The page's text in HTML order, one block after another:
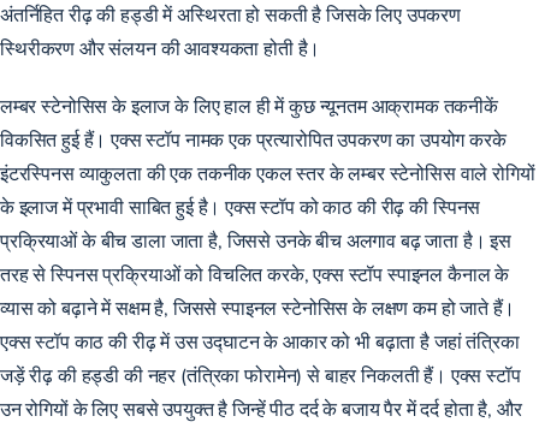
अंतर्निहित रीढ़ की हड्डी में अस्थिरता हो सकती है जिसके लिए उपकरण
स्थिरीकरण और संलयन की आवश्यकता होती है।
लम्बर स्टेनोसिस के इलाज के लिए हाल ही में कुछ न्यूनतम आक्रामक तकनीकें
विकसित हुई हैं। एक्स स्टॉप नामक एक प्रत्यारोपित उपकरण का उपयोग करके
इंटरस्पिनस व्याकुलता की एक तकनीक एकल स्तर के लम्बर स्टेनोसिस वाले रोगियों
के इलाज में प्रभावी साबित हुई है। एक्स स्टॉप को काठ की रीढ़ की स्पिनस
प्रक्रियाओं के बीच डाला जाता है, जिससे उनके बीच अलगाव बढ़ जाता है। इस
तरह से स्पिनस प्रक्रियाओं को विचलित करके, एक्स स्टॉप स्पाइनल कैनाल के
व्यास को बढ़ाने में सक्षम है, जिससे स्पाइनल स्टेनोसिस के लक्षण कम हो जाते हैं।
एक्स स्टॉप काठ की रीढ़ में उस उद्घाटन के आकार को भी बढ़ाता है जहां तंत्रिका
जड़ें रीढ़ की हड्डी की नहर (तंत्रिका फोरामेन) से बाहर निकलती हैं। एक्स स्टॉप
उन रोगियों के लिए सबसे उपयुक्त है जिन्हें पीठ दर्द के बजाय पैर में दर्द होता है, और